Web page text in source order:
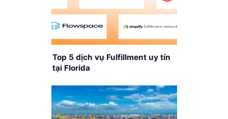
Top 5 dịch vụ Fulfillment uy tín
tại Florida